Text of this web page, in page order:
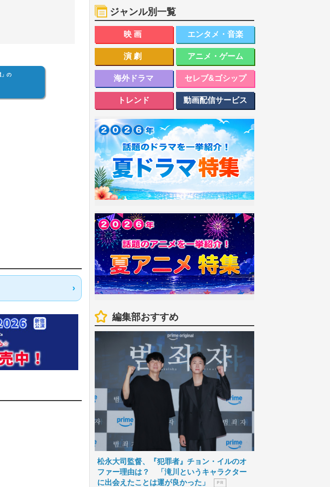
」の
ジャンル別一覧
映画 エンタメ・音楽
演劇 アニメ・ゲーム
海外ドラマ セレブ&ゴシップ
トレンド 動画配信サービス
編集部おすすめ
松永大司監督、『犯罪者』チョン・イルのオ
ファー理由は？ 「滝川というキャラクター
に出会えたことは運が良かった」
P R